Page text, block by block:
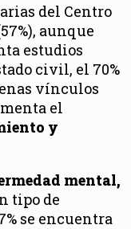
del Centro
aunque
estudios
civil, el 70%
vínculos
el
y
mental,
tipo de
se encuentra